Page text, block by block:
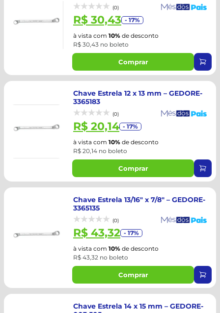
(0)
R$ 30,43 - 17%
à vista com 10% de desconto
R$ 30,43 no boleto
Comprar
Chave Estrela 12 x 13 mm – GEDORE-
3365183
(0)
R$ 20,14 - 17%
à vista com 10% de desconto
R$ 20,14 no boleto
Comprar
Chave Estrela 13/16" x 7/8" – GEDORE-
3365135
(0)
R$ 43,32 - 17%
à vista com 10% de desconto
R$ 43,32 no boleto
Comprar
Chave Estrela 14 x 15 mm – GEDORE-